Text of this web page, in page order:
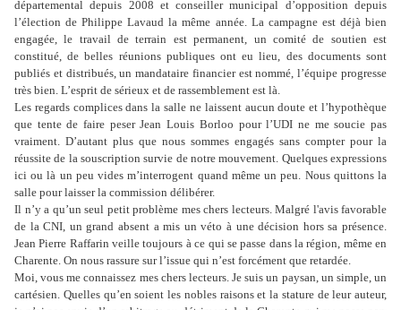
départemental depuis 2008 et conseiller municipal d’opposition depuis
l’élection de Philippe Lavaud la même année. La campagne est déjà bien
engagée, le travail de terrain est permanent, un comité de soutien est
constitué, de belles réunions publiques ont eu lieu, des documents sont
publiés et distribués, un mandataire financier est nommé, l’équipe progresse
très bien. L’esprit de sérieux et de rassemblement est là.
Les regards complices dans la salle ne laissent aucun doute et l’hypothèque
que tente de faire peser Jean Louis Borloo pour l’UDI ne me soucie pas
vraiment. D’autant plus que nous sommes engagés sans compter pour la
réussite de la souscription survie de notre mouvement. Quelques expressions
ici ou là un peu vides m’interrogent quand même un peu. Nous quittons la
salle pour laisser la commission délibérer.
Il n’y a qu’un seul petit problème mes chers lecteurs. Malgré l'avis favorable
de la CNI, un grand absent a mis un véto à une décision hors sa présence.
Jean Pierre Raffarin veille toujours à ce qui se passe dans la région, même en
Charente. On nous rassure sur l’issue qui n’est forcément que retardée.
Moi, vous me connaissez mes chers lecteurs. Je suis un paysan, un simple, un
cartésien. Quelles qu’en soient les nobles raisons et la stature de leur auteur,